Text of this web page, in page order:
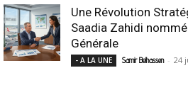
Une Révolution
Saadia Zahidi
Générale
- A LA UNE Samir Belhassen - 24